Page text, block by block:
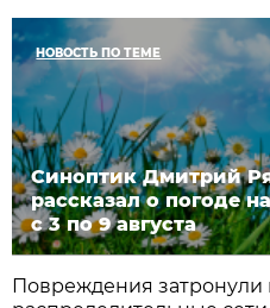
НОВОСТЬ ПО ТЕМЕ
Синоптик Дмитрий
рассказал о погоде
с 3 по 9 августа
Повреждения